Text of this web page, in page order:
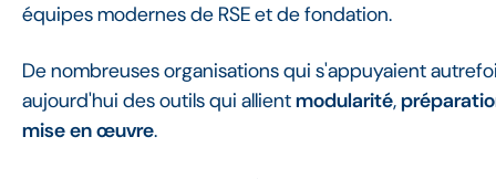
équipes modernes de RSE et de fondation.
De nombreuses organisations qui s'appuyaient
aujourd'hui des outils qui allientmodularité,
mise en œuvre.